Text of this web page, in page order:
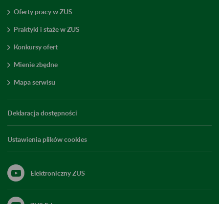
Oferty pracy w ZUS
Praktyki i staże w ZUS
Konkursy ofert
Mienie zbędne
Mapa serwisu
Deklaracja dostępności
Ustawienia plików cookies
Elektroniczny ZUS